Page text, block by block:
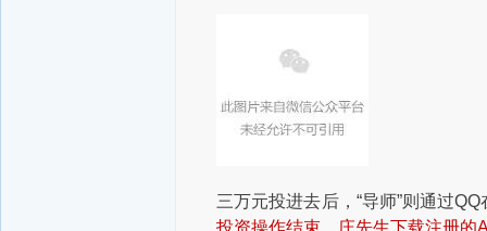
三万元投进去后，“导师”则通过
投资操作结束，庄先生下载注册的